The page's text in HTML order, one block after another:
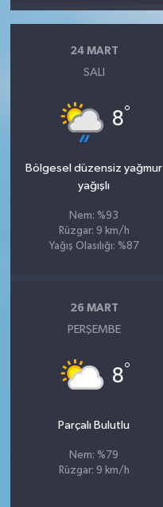
24 MART
SALI
8°
Bölgesel düzensiz yağmur
yağışlı
Nem: %93
Rüzgar: 9 km/h
Yağış Olasılığı: %87
26 MART
PERŞEMBE
8°
Parçalı Bulutlu
Nem: %79
Rüzgar: 9 km/h